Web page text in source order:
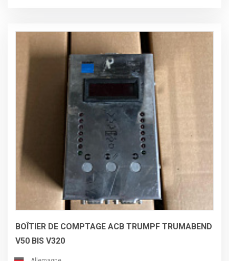
électrique du TruDisk via la machine • Éclairage de l'espace de
travail • Positionner la diode laser • Dispositif de pulvérisation
• PierceLine • FocusLine • NitroLine • PlasmaLine • Nettoyage
automatique des buses TRUMPF Laser • Laser à semi-
conducteurs TruDisk 3001 avec une sortie LLK • Câble à fibres
optiques conforme à la configuration standard • Unité de
refroidissement laser (eau-air) • Excitation par diodes de
pompage • Contrôle de la puissance laser • Fonction de carnet
de bord laser Tête de coupe • Unité de coupe universelle avec
système de lentilles entièrement adaptatif • Verre de
protection contre la contamination des lentilles • Vérification
de l'état du verre de protection • ControlLine : Contrôle de la
hauteur et détection du bord extérieur de la tôle pilotage •
Unité de commande SINUMERIK 840D SL • Écran tactile
couleur de 17 pouces • Programmation d'atelier simple •
Programme d'ateliers élargi • Réapprovisionnement rapide •
Données technologiques intégrées • Arrêt automatique •
Ligne rapide • AdjustLine • Téléservice par transmission de
données Internet • Interface USB • Sécurité du port réseau
d'extraction multichambre • Système d'aspiration de
BOÎTIER DE COMPTAGE ACB TRUMPF TRUMABEND
V50 BIS V320